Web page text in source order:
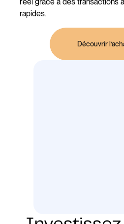
rapides.
Découvrir